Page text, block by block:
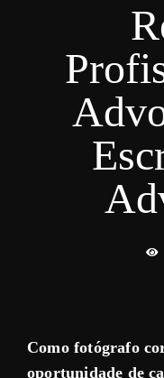
Como fotógrafo
oportunidade de